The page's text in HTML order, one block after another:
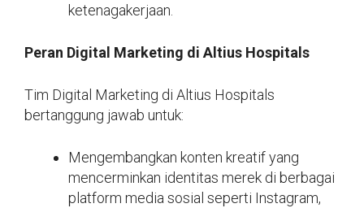
ketenagakerjaan.
Peran Digital Marketing di Altius Hospitals
Tim Digital Marketing di Altius Hospitals
bertanggung jawab untuk:
Mengembangkan konten kreatif yang
mencerminkan identitas merek di berbagai
platform media sosial seperti Instagram,